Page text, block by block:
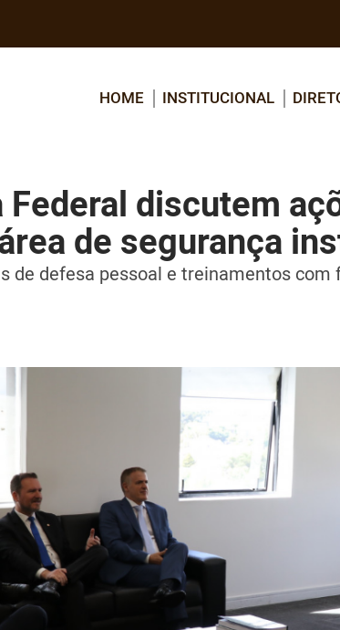
HOME INSTITUCIONAL
discutem
de segurança
de defesa pessoal e treinamentos com